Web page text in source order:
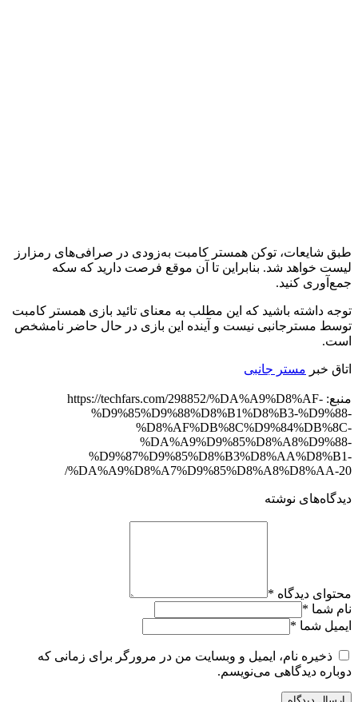
طبق شایعات، توکن همستر کامبت به‌زودی در صرافی‌های رمزارز
لیست خواهد شد. بنابراین تا آن موقع فرصت دارید که سکه
جمع‌آوری کنید.
توجه داشته باشید که این مطلب به معنای تائید بازی همستر کامبت
توسط مسترجانبی نیست و آینده این بازی در حال حاضر نامشخص
است.
اتاق خبر مستر جانبی
منبع: https://techfars.com/298852/%DA%A9%D8%AF-
%D9%85%D9%88%D8%B1%D8%B3-%D9%88-
%D8%AF%DB%8C%D9%84%DB%8C-
%DA%A9%D9%85%D8%A8%D9%88-
%D9%87%D9%85%D8%B3%D8%AA%D8%B1-
%DA%A9%D8%A7%D9%85%D8%A8%D8%AA-20/
دیدگاه‌های نوشته
محتوای دیدگاه *
نام شما *
ایمیل شما *
ذخیره نام، ایمیل و وبسایت من در مرورگر برای زمانی که
دوباره دیدگاهی می‌نویسم.